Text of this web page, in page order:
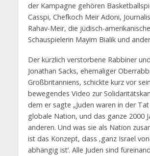
der Kampagne gehören
Casspi, Chefkoch Meir Adoni,
Rahav-Meir, die jüdisch-amerikanische
Schauspielerin Mayim Bialik und
Der kürzlich verstorbene Rabbiner
Jonathan Sacks, ehemaliger
Großbritanniens, schickte kurz vor
bewegendes Video zur
dem er sagte „Juden waren in der
globale Nation, und das ganze 2000
anderen. Und was sie als Nation
ist das Konzept, dass ‚ganz Israel
abhängig ist‘. Alle Juden sind